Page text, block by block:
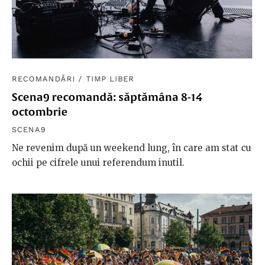
RECOMANDĂRI / TIMP LIBER
Scena9 recomandă: săptămâna 8-14
octombrie
SCENA9
Ne revenim după un weekend lung, în care am stat cu
ochii pe cifrele unui referendum inutil.